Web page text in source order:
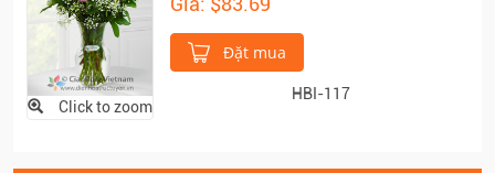
Click to zoom
Đặt mua
HBI-117